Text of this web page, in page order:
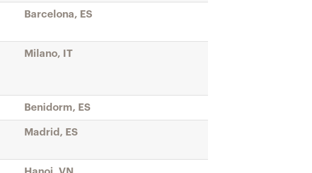
Barcelona, ES
Milano, IT
Benidorm, ES
Madrid, ES